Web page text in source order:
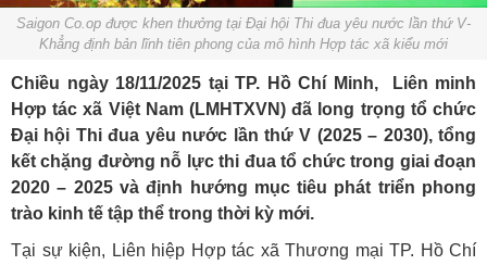
Saigon Co.op được khen thưởng tại Đại hội Thi đua yêu nước lần thứ V-
Khẳng định bản lĩnh tiên phong của mô hình Hợp tác xã kiểu mới
Chiều ngày 18/11/2025 tại TP. Hồ Chí Minh, Liên minh
Hợp tác xã Việt Nam (LMHTXVN) đã long trọng tổ chức
Đại hội Thi đua yêu nước lần thứ V (2025 – 2030), tổng
kết chặng đường nỗ lực thi đua tổ chức trong giai đoạn
2020 – 2025 và định hướng mục tiêu phát triển phong
trào kinh tế tập thể trong thời kỳ mới.
Tại sự kiện, Liên hiệp Hợp tác xã Thương mại TP. Hồ Chí